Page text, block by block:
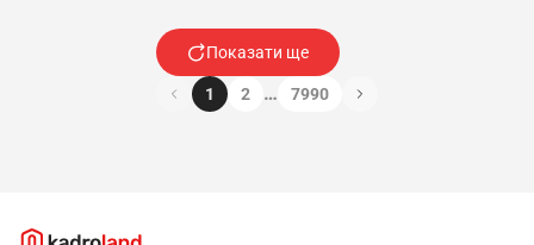
Показати ще
1 2 … 7990